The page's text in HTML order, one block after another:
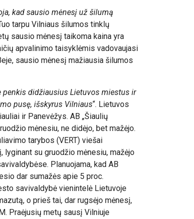
kad sausio mėnesį už šilumą
tarpu Vilniaus šilumos tinklų
sausio mėnesį taikoma kaina yra
apvalinimo taisyklėmis vadovaujasi
sausio mėnesį mažiausia šilumos
penkis didžiausius Lietuvos miestus ir
pusę, išskyrus Vilniaus“. Lietuvos
ir Panevėžys. AB „Šiaulių
mėnesiu, ne didėjo, bet mažėjo.
tarybos (VERT) viešai
su gruodžio mėnesiu, mažėjo
Planuojama, kad AB
dar sumažės apie 5 proc.
savivaldybė vienintelė Lietuvoje
o prieš tai, dar rugsėjo mėnesį,
Praėjusių metų sausį Vilniuje